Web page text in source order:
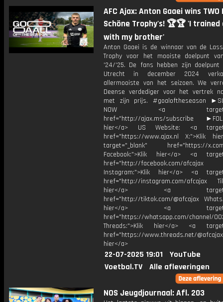
AFC Ajax: Anton Gaaei wins TWO
Schöne Trophy's! 🏆🏆 'I trained
with my brother'
Anton Gaaei is de winnaar van de
Trophy voor het mooiste doelpunt
'24/'25. De fans hebben zijn doelpunt
Utrecht in december 2024
allermooiste van het seizoen. We
Deense verdediger voor het vertrek
met zijn prijs. #goaloftheseason
NOW <a
href="http://ajax.ms/subscribe
hier</a> US Website: <a
href="https://www.ajax.nl X:">Klik
target="_blank" href="https://x.com/
Facebook:">Klik hier</a> <a
href="http://facebook.com/afcajax
Instagram:">Klik hier</a> <a
href="http://instagram.com/afcajax
hier</a> <a
href="http://tiktok.com/@afcajax
hier</a> <a
href="https://whatsapp.com/channel/
Threads:">Klik hier</a> <a
href="https://www.threads.net/
hier</a>
22-07-2025 19:01
YouTube
Voetbal.TV
Alle afleveringen
NOS Jeugdjournaal: Afl. 203